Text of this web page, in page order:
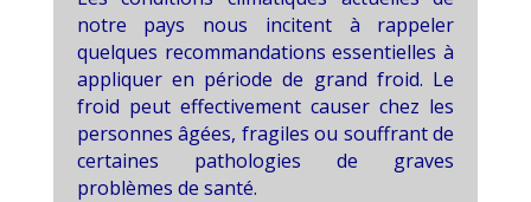
notre pays nous incitent à rappeler
quelques recommandations essentielles à
appliquer en période de grand froid. Le
froid peut effectivement causer chez les
personnes âgées, fragiles ou souffrant de
certaines pathologies de graves
problèmes de santé.